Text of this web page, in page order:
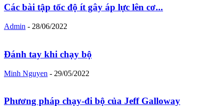
Các bài tập tốc độ ít gây áp lực lên cơ...
Admin - 28/06/2022
Đánh tay khi chạy bộ
Minh Nguyen - 29/05/2022
Phương pháp chạy-đi bộ của Jeff Galloway